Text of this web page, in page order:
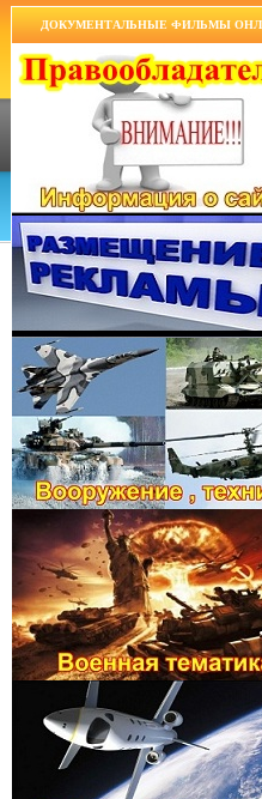
ДОКУМЕНТАЛЬНЫЕ ФИЛЬМЫ